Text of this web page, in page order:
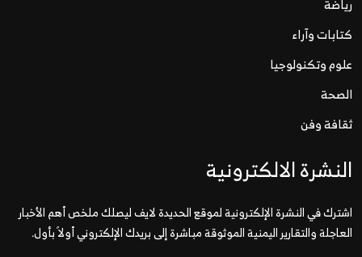
كتابات وآراء
علوم وتكنولوجيا
الصحة
ثقافة وفن
النشرة الالكترونية
اشترك في النشرة الإلكترونية لموقع الحديدة لايف ليصلك ملخص أهم الأخبار
العاجلة والتقارير اليمنية الموثوقة مباشرة إلى بريدك الإلكتروني أولاً بأول.